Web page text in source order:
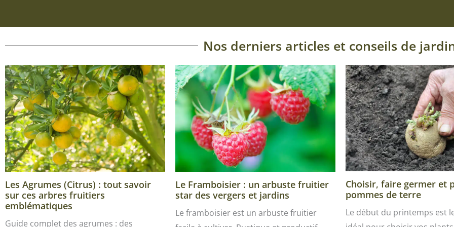
Nos derniers articles et conseils de
Les Agrumes (Citrus) : tout savoir
sur ces arbres fruitiers
emblématiques
Guide complet des agrumes : des
Le Framboisier : un arbuste fruitier
star des vergers et jardins
Le framboisier est un arbuste fruitier
Choisir, faire germer et
pommes de terre
Le début du printemps est